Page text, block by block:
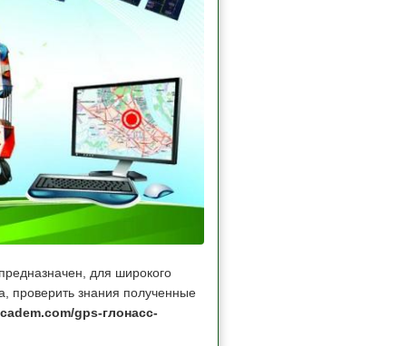
для широкого
проверить знания полученные
gps-глонасс-